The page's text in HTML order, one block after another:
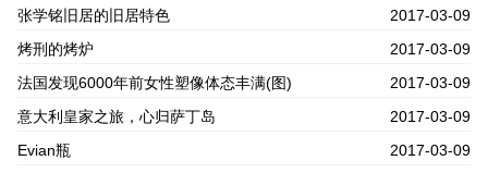
张学铭旧居的旧居特色
2017-03-09
烤刑的烤炉
2017-03-09
法国发现6000年前女性塑像体态丰满(图)
2017-03-09
意大利皇家之旅，心归萨丁岛
2017-03-09
Evian瓶
2017-03-09